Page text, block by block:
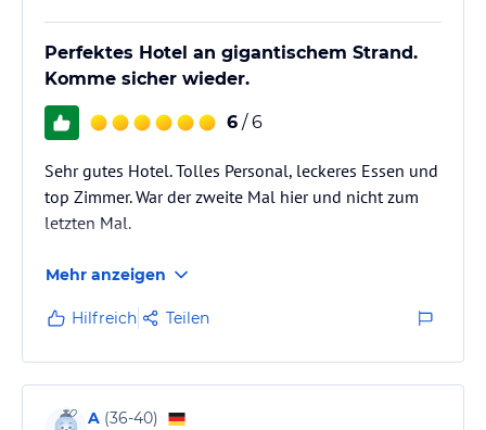
Perfektes Hotel an gigantischem Strand.
Komme sicher wieder.
6 / 6
Sehr gutes Hotel. Tolles Personal, leckeres Essen und
top Zimmer. War der zweite Mal hier und nicht zum
letzten Mal.
Mehr anzeigen
Hilfreich Teilen
A (36-40)